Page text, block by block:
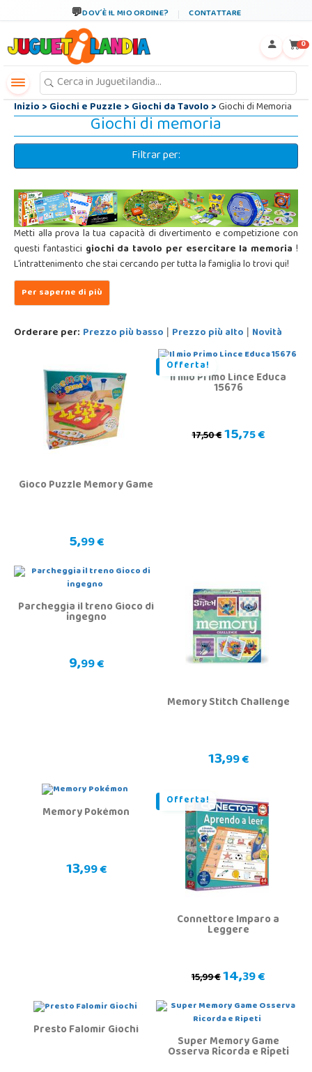
DOV´È IL MIO ORDINE? CONTATTARE
0
Inizio>Giochi e Puzzle>Giochi da Tavolo>Giochi di Memoria
Giochi di memoria
Filtrar per:
Metti alla prova la tua capacità di divertimento e competizione con
questi fantastici giochi da tavolo per esercitare la memoria!
L'intrattenimento che stai cercando per tutta la famiglia lo trovi qui!
Orderare per: Prezzo più basso | Prezzo più alto | Novità
Gioco Puzzle Memory Game
5,99 €
Offerta!
Il mio Primo Lince Educa
15676
17,50 €15,75 €
Parcheggia il treno Gioco di
ingegno
9,99 €
Memory Stitch Challenge
13,99 €
Memory Pokémon
13,99 €
Offerta!
Connettore Imparo a
Leggere
15,99 €14,39 €
Presto Falomir Giochi
Super Memory Game
Osserva Ricorda e Ripeti